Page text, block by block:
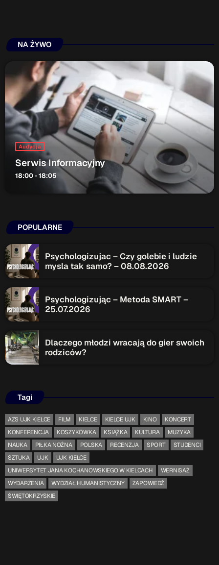
NA ŻYWO
Audycja
Serwis Informacyjny
18:00 - 18:05
POPULARNE
Psychologizujac – Czy golebie i ludzie
mysla tak samo? – 08.08.2026
Psychologizując – Metoda SMART –
25.07.2026
Dlaczego młodzi wracają do gier swoich
rodziców?
Tagi
AZS UJK KIELCE FILM KIELCE KIELCE UJK KINO
KONCERT
KONFERENCJA
KOSZYKÓWKA KSIĄŻKA KULTURA
MUZYKA
NAUKA
PIŁKA NOŻNA POLSKA RECENZJA SPORT
STUDENCI
SZTUKA
UJK
UJK KIELCE
UNIWERSYTET JANA KOCHANOWSKIEGO W KIELCACH
WERNISAŻ
WYDARZENIA
WYDZIAŁ HUMANISTYCZNY
ZAPOWIEDŹ
ŚWIĘTOKRZYSKIE